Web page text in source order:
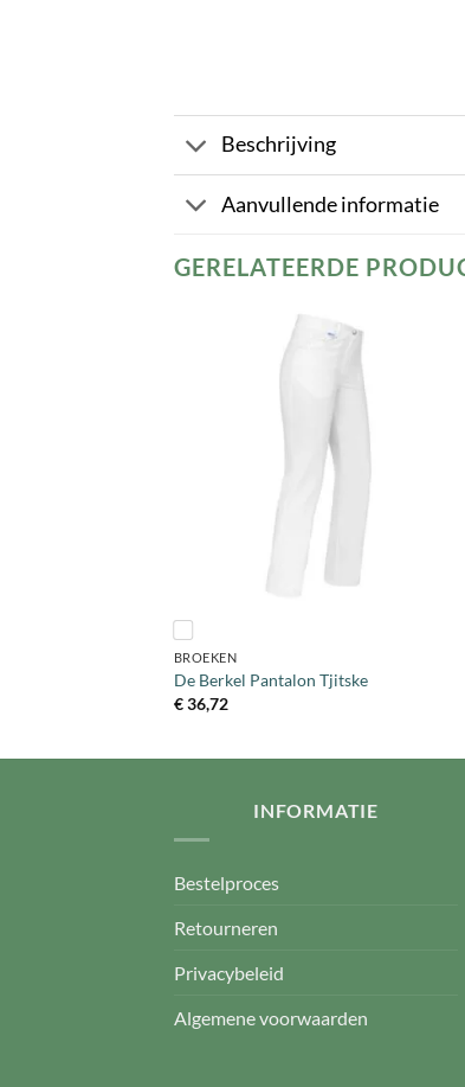
Beschrijving
Aanvullende informatie
GERELATEERDE
BROEKEN
De Berkel Pantalon Tjitske
€36,72
INFORMATIE
Bestelproces
Retourneren
Privacybeleid
Algemene voorwaarden